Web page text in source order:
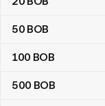
50 BOB
100 BOB
500 BOB